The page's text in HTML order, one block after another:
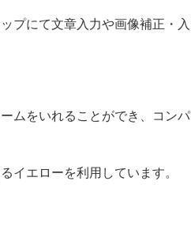
プにて文章入力や画像補正・
ムをいれることができ、コン
イエローを利用しています。